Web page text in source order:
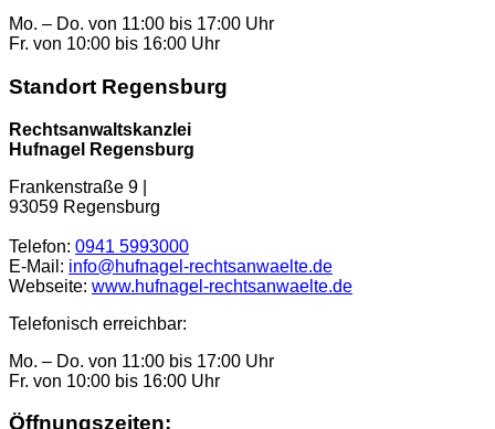
Mo. – Do. von 11:00 bis 17:00 Uhr
Fr. von 10:00 bis 16:00 Uhr
Standort Regensburg
Rechtsanwaltskanzlei
Hufnagel Regensburg
Frankenstraße 9 |
93059 Regensburg
Telefon: 0941 5993000
E-Mail: info@hufnagel-rechtsanwaelte.de
Webseite: www.hufnagel-rechtsanwaelte.de
Telefonisch erreichbar:
Mo. – Do. von 11:00 bis 17:00 Uhr
Fr. von 10:00 bis 16:00 Uhr
Öffnungszeiten: